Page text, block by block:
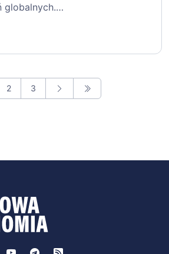
globalnych.…
2 3